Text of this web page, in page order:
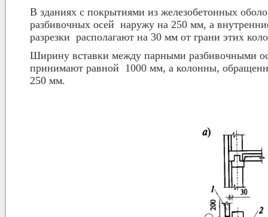
В зданиях с покрытиями из железобетонных
разбивочных осей наружу на 250 мм, а
разрезки располагают на 30 мм от грани этих
Ширину вставки между парными разбивочными
принимают равной 1000 мм, а колонны,
250 мм.